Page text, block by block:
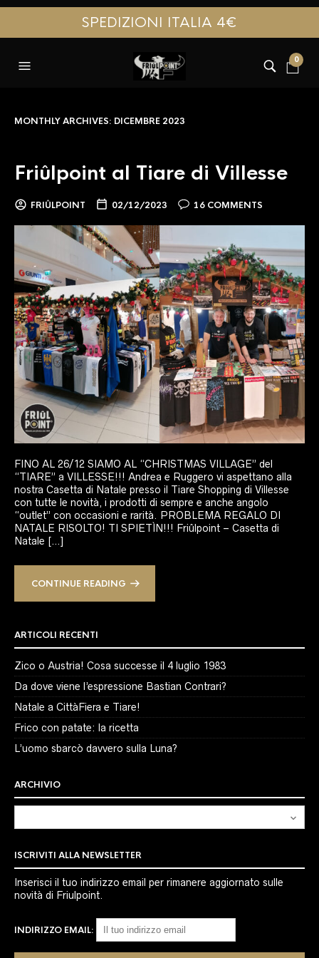
SPEDIZIONI ITALIA 4€
0
MONTHLY ARCHIVES: DICEMBRE 2023
Friûlpoint al Tiare di Villesse
FRIÛLPOINT 02/12/2023 16 COMMENTS
FINO AL 26/12 SIAMO AL “CHRISTMAS VILLAGE” del
“TIARE” a VILLESSE!!! Andrea e Ruggero vi aspettano alla
nostra Casetta di Natale presso il Tiare Shopping di Villesse
con tutte le novità, i prodotti di sempre e anche angolo
“outlet” con occasioni e rarità. PROBLEMA REGALO DI
NATALE RISOLTO! TI SPIETÌN!!! Friûlpoint – Casetta di
Natale […]
CONTINUE READING
ARTICOLI RECENTI
Zico o Austria! Cosa successe il 4 luglio 1983
Da dove viene l’espressione Bastian Contrari?
Natale a CittàFiera e Tiare!
Frico con patate: la ricetta
L’uomo sbarcò davvero sulla Luna?
ARCHIVIO
ISCRIVITI ALLA NEWSLETTER
Inserisci il tuo indirizzo email per rimanere aggiornato sulle
novità di Friulpoint.
INDIRIZZO EMAIL: